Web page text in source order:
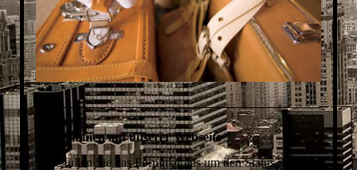
Willkommen auf unserer Webseite
bitte füllen Sie das Formular aus um den Status ihres